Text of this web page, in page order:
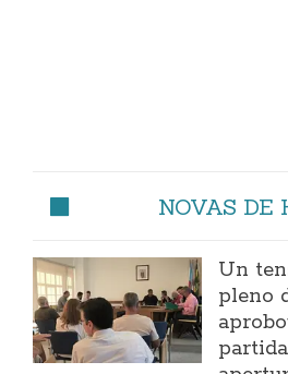
NOVAS DE
Un
pleno